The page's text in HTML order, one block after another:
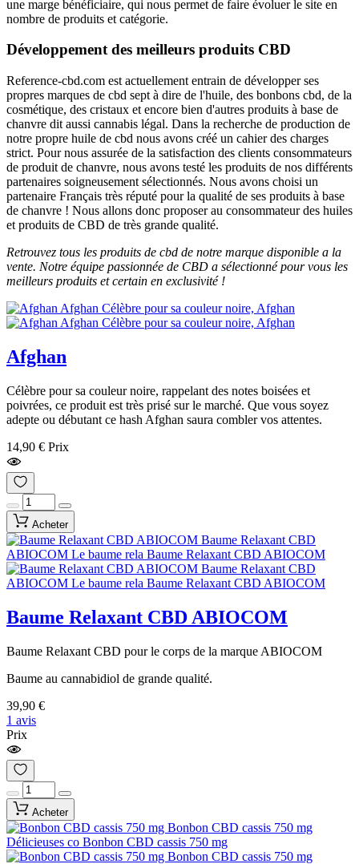
une marge bénéficiaire, qui nous permet de faire évoluer le site en
nombre de produits et catégorie.
Développement des meilleurs produits CBD
Reference-cbd.com est actuellement entrain de développer ses
propres marques de cbd sept à dire de l'huile, des bonbons cbd, de la
cosmétique, des cristaux et encore bien d'autres produits à base de
chanvre dit aussi cannabis légal. Dans la recherche de production de
notre propre huile de cbd nous avons créé un cahier des charges
strict. Pour nous assurée de la satisfaction des clients consommateurs
de produit de chanvre, nous avons testé les produits de nos différents
partenaires soigneusement sélectionnés. Nous avons choisi un
partenaire Français très réputé pour la qualité de ses produits à base
de chanvre ! Nous allons donc proposer au consommateur des huiles
et produits de CBD de très grande qualité.
Retrouvez tous les produits de cbd de notre marque disponible a la
vente. Notre équipe passionnée de CBD a sélectionné pour vous les
meilleurs produits et certain en exclusivité !
Afghan
Célèbre pour sa couleur noire, rappelant des notes boisées et
poivrées, ce produit est très prisé sur le marché. Que vous soyez
adepte ou débutant ce hash Afghan saura combler vos attentes.
14,90 € Prix
Acheter
Baume Relaxant CBD ABIOCOM
Baume Relaxant CBD pour le corps de la marque ABIOCOM
Baume au cannabidiol de grande qualité.
39,90 €
1 avis
Prix
Acheter